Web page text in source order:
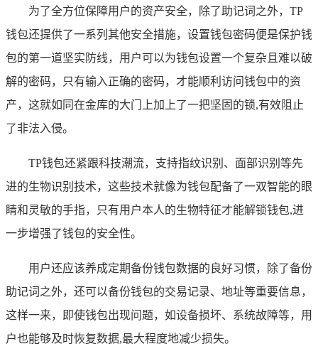
为了全方位保障用户的资产安全，除了助记词之外，TP
钱包还提供了一系列其他安全措施，设置钱包密码便是保护钱
包的第一道坚实防线，用户可以为钱包设置一个复杂且难以破
解的密码，只有输入正确的密码，才能顺利访问钱包中的资
产，这就如同在金库的大门上加上了一把坚固的锁,有效阻止
了非法入侵。
TP钱包还紧跟科技潮流，支持指纹识别、面部识别等先
进的生物识别技术，这些技术就像为钱包配备了一双智能的眼
睛和灵敏的手指，只有用户本人的生物特征才能解锁钱包,进
一步增强了钱包的安全性。
用户还应该养成定期备份钱包数据的良好习惯，除了备份
助记词之外，还可以备份钱包的交易记录、地址等重要信息，
这样一来，即使钱包出现问题，如设备损坏、系统故障等，用
户也能够及时恢复数据,最大程度地减少损失。